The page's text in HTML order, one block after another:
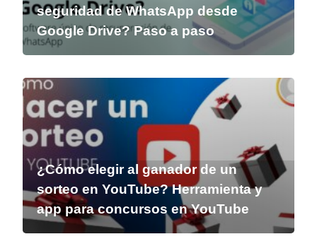
seguridad de WhatsApp desde
Google Drive? Paso a paso
¿Cómo elegir al ganador de un
sorteo en YouTube? Herramienta y
app para concursos en YouTube